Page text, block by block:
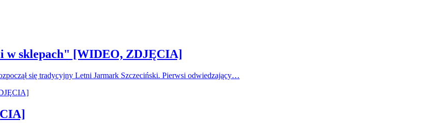
w sklepach" [WIDEO, ZDJĘCIA]
się tradycyjny Letni Jarmark Szczeciński. Pierwsi odwiedzający…